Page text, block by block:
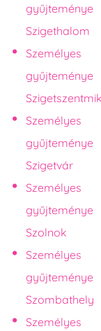
gyűjteménye
Szigethalom
Személyes
gyűjteménye
Személyes
gyűjteménye
Szigetvár
Személyes
gyűjteménye
Szolnok
Személyes
gyűjteménye
Szombathely
Személyes